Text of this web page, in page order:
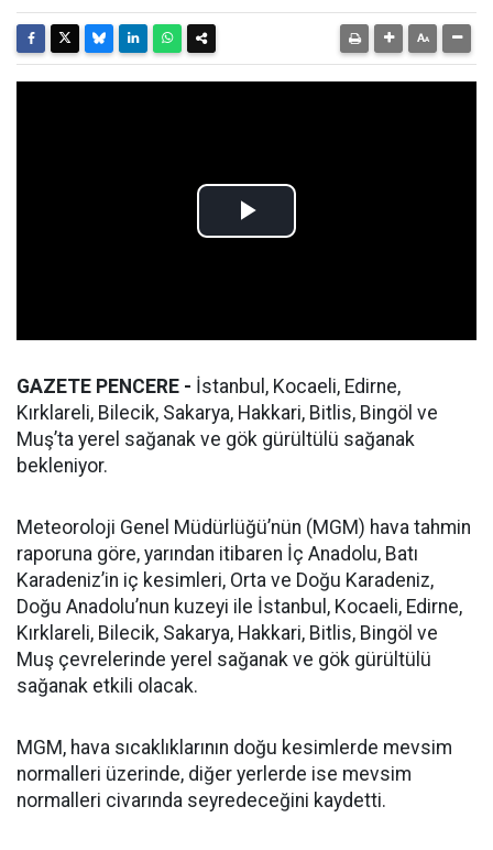
GAZETE PENCERE - İstanbul, Kocaeli, Edirne,
Kırklareli, Bilecik, Sakarya, Hakkari, Bitlis, Bingöl ve
Muş’ta yerel sağanak ve gök gürültülü sağanak
bekleniyor.
Meteoroloji Genel Müdürlüğü’nün (MGM) hava tahmin
raporuna göre, yarından itibaren İç Anadolu, Batı
Karadeniz’in iç kesimleri, Orta ve Doğu Karadeniz,
Doğu Anadolu’nun kuzeyi ile İstanbul, Kocaeli, Edirne,
Kırklareli, Bilecik, Sakarya, Hakkari, Bitlis, Bingöl ve
Muş çevrelerinde yerel sağanak ve gök gürültülü
sağanak etkili olacak.
MGM, hava sıcaklıklarının doğu kesimlerde mevsim
normalleri üzerinde, diğer yerlerde ise mevsim
normalleri civarında seyredeceğini kaydetti.